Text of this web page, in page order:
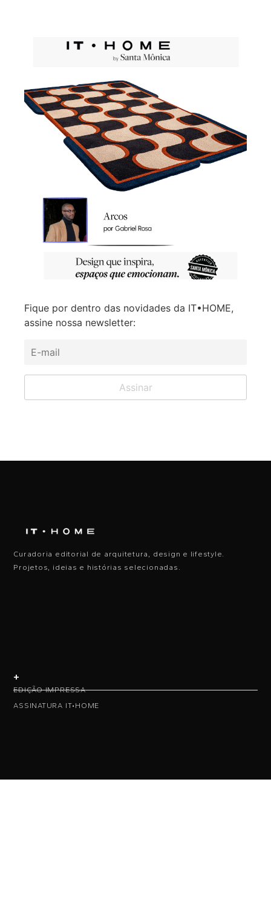
Fique por dentro das novidades da IT•HOME,
assine nossa newsletter:
Curadoria editorial de arquitetura, design e lifestyle.
Projetos, ideias e histórias selecionadas.
+
EDIÇÃO IMPRESSA
ASSINATURA IT•HOME